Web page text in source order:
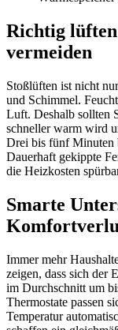
Richtig
vermeiden
Stoßlüften ist nicht
und Schimmel.
Luft. Deshalb sollten
schneller warm wird
Drei bis fünf Minuten
Dauerhaft gekippte
die Heizkosten
Smarte
Immer mehr
zeigen, dass sich der
im Durchschnitt um
Thermostate passen
Temperatur